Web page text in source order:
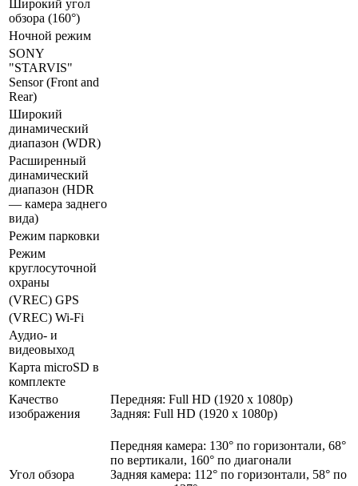
Широкий угол
обзора (160°)
Ночной режим
SONY
"STARVIS"
Sensor (Front and
Rear)
Широкий
динамический
диапазон (WDR)
Расширенный
динамический
диапазон (HDR
— камера заднего
вида)
Режим парковки
Режим
круглосуточной
охраны
(VREC) GPS
(VREC) Wi-Fi
Аудио- и
видеовыход
Карта microSD в
комплекте
Качество
изображения
Передняя: Full HD (1920 x 1080p)
Задняя: Full HD (1920 x 1080p)
Угол обзора
Передняя камера: 130° по горизонтали, 68°
по вертикали, 160° по диагонали
Задняя камера: 112° по горизонтали, 58° по